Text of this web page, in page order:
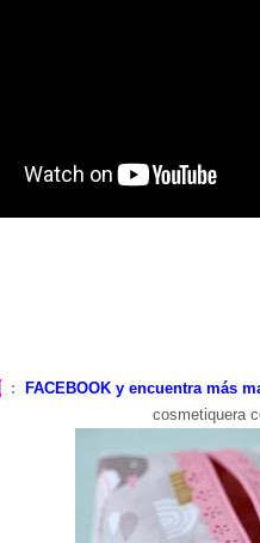
: FACEBOOK y encuentra más
cosmetiquera